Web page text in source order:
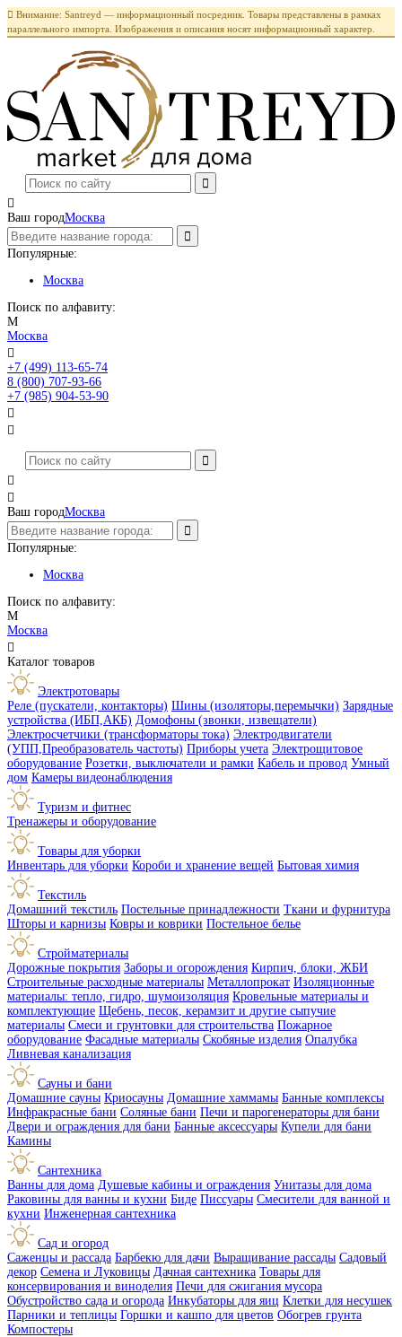
 Внимание: Santreyd — информационный посредник. Товары представлены в рамках
параллельного импорта. Изображения и описания носят информационный характер.

Ваш городМосква
Популярные:
Москва
Поиск по алфавиту:
М
Москва

+7 (499) 113-65-74
8 (800) 707-93-66
+7 (985) 904-53-90




Ваш городМосква
Популярные:
Москва
Поиск по алфавиту:
М
Москва

Каталог товаров
Электротовары
Реле (пускатели, контакторы) Шины (изоляторы,перемычки) Зарядные
устройства (ИБП,АКБ) Домофоны (звонки, извещатели)
Электросчетчики (трансформаторы тока) Электродвигатели
(УПП,Преобразователь частоты) Приборы учета Электрощитовое
оборудование Розетки, выключатели и рамки Кабель и провод Умный
дом Камеры видеонаблюдения
Туризм и фитнес
Тренажеры и оборудование
Товары для уборки
Инвентарь для уборки Короби и хранение вещей Бытовая химия
Текстиль
Домашний текстиль Постельные принадлежности Ткани и фурнитура
Шторы и карнизы Ковры и коврики Постельное белье
Стройматериалы
Дорожные покрытия Заборы и огорождения Кирпич, блоки, ЖБИ
Строительные расходные материалы Металлопрокат Изоляционные
материалы: тепло, гидро, шумоизоляция Кровельные материалы и
комплектующие Щебень, песок, керамзит и другие сыпучие
материалы Смеси и грунтовки для строительства Пожарное
оборудование Фасадные материалы Скобяные изделия Опалубка
Ливневая канализация
Сауны и бани
Домашние сауны Криосауны Домашние хаммамы Банные комплексы
Инфракрасные бани Соляные бани Печи и парогенераторы для бани
Двери и ограждения для бани Банные аксессуары Купели для бани
Камины
Сантехника
Ванны для дома Душевые кабины и ограждения Унитазы для дома
Раковины для ванны и кухни Биде Писсуары Смесители для ванной и
кухни Инженерная сантехника
Сад и огород
Саженцы и рассада Барбекю для дачи Выращивание рассады Садовый
декор Семена и Луковицы Дачная сантехника Товары для
консервирования и виноделия Печи для сжигания мусора
Обустройство сада и огорода Инкубаторы для яиц Клетки для несушек
Парники и теплицы Горшки и кашпо для цветов Обогрев грунта
Компостеры